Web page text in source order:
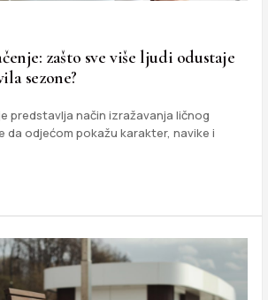
zašto sve više ljudi odustaje
sezone?
predstavlja način izražavanja ličnog
da odjećom pokažu karakter, navike i